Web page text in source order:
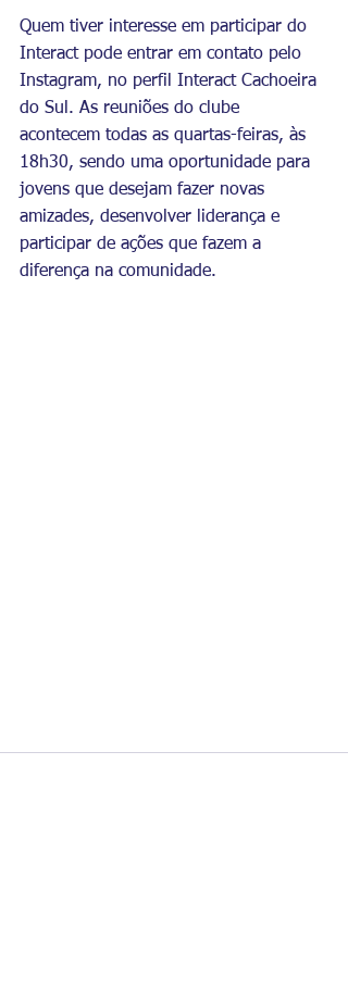
Quem tiver interesse em participar do
Interact pode entrar em contato pelo
Instagram, no perfil Interact Cachoeira
do Sul. As reuniões do clube
acontecem todas as quartas-feiras, às
18h30, sendo uma oportunidade para
jovens que desejam fazer novas
amizades, desenvolver liderança e
participar de ações que fazem a
diferença na comunidade.